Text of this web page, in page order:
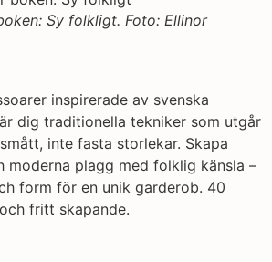
Sy folkligt. Foto: Ellinor
inspirerade av svenska
dig traditionella tekniker som utgår
inte fasta storlekar. Skapa
moderna plagg med folklig känsla –
form för en unik garderob. 40
fritt skapande.